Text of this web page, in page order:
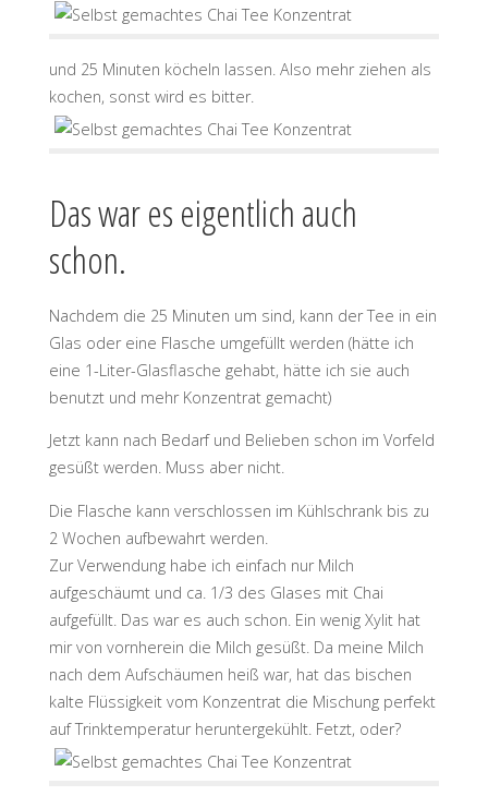
und 25 Minuten köcheln lassen. Also mehr ziehen als
kochen, sonst wird es bitter.
Das war es eigentlich auch
schon.
Nachdem die 25 Minuten um sind, kann der Tee in ein
Glas oder eine Flasche umgefüllt werden (hätte ich
eine 1-Liter-Glasflasche gehabt, hätte ich sie auch
benutzt und mehr Konzentrat gemacht)
Jetzt kann nach Bedarf und Belieben schon im Vorfeld
gesüßt werden. Muss aber nicht.
Die Flasche kann verschlossen im Kühlschrank bis zu
2 Wochen aufbewahrt werden.
Zur Verwendung habe ich einfach nur Milch
aufgeschäumt und ca. 1/3 des Glases mit Chai
aufgefüllt. Das war es auch schon. Ein wenig Xylit hat
mir von vornherein die Milch gesüßt. Da meine Milch
nach dem Aufschäumen heiß war, hat das bischen
kalte Flüssigkeit vom Konzentrat die Mischung perfekt
auf Trinktemperatur heruntergekühlt. Fetzt, oder?